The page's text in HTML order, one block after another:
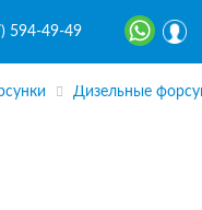
594-49-49
Дизельные